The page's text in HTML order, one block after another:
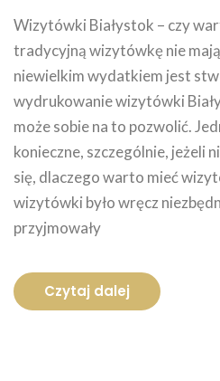
Wizytówki Białystok – czy
tradycyjną wizytówkę nie
niewielkim wydatkiem jest
wydrukowanie wizytówki
może sobie na to pozwolić.
konieczne, szczególnie, jeżeli
się, dlaczego warto mieć
wizytówki było wręcz
przyjmowały
Czytaj dalej